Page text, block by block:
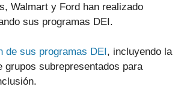
Walmart y Ford han realizado
sus programas DEI.
de sus programas DEI , incluyendo la
subrepresentados para